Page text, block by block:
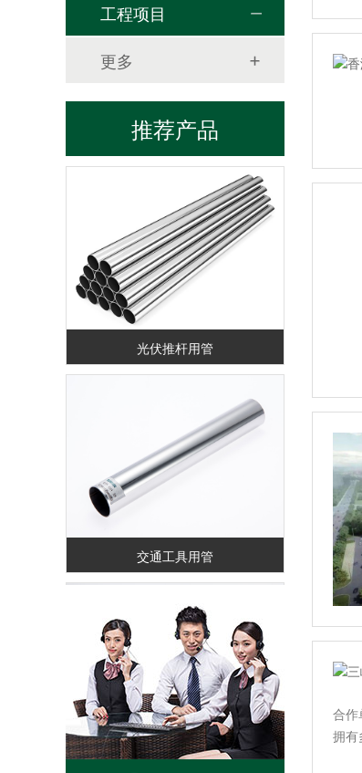
合作
拥
工程项目
更多
推荐产品
数据中心液冷管路
光伏推杆用管
交通工具用管
不锈钢货架用管